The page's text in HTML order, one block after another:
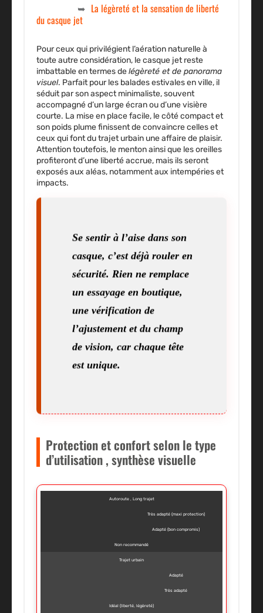
La légèreté et la sensation de liberté
du casque jet
Pour ceux qui privilégient l’aération naturelle à
toute autre considération, le casque jetreste
imbattable en termes delégèreté et de panorama
visuel. Parfait pour les balades estivales en ville, il
séduit par son aspect minimaliste, souvent
accompagné d’un large écran ou d’une visière
courte. La mise en place facile, le côté compact et
son poids plume finissent de convaincre celles et
ceux qui font du trajet urbain une affaire de plaisir.
Attention toutefois, le menton ainsi que les oreilles
profiteront d’une liberté accrue, mais ils seront
exposés aux aléas, notamment aux intempéries et
impacts.
Se sentir à l’aise dans son
casque, c’est déjà rouler en
sécurité. Rien ne remplace
un essayage en boutique,
une vérification de
l’ajustement et du champ
de vision, car chaque tête
est unique.
Protection et confort selon le type
d’utilisation , synthèse visuelle
Autoroute , Long trajet
Très adapté (maxi protection)
Adapté (bon compromis)
Non recommandé
Trajet urbain
Adapté
Très adapté
Idéal (liberté, légèreté)